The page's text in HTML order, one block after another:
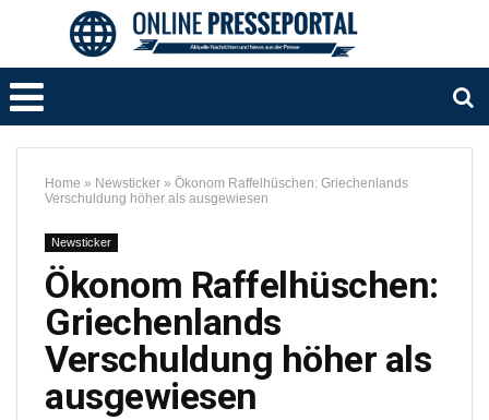
Home » Newsticker » Ökonom Raffelhüschen: Griechenlands
Verschuldung höher als ausgewiesen
Newsticker
Ökonom Raffelhüschen:
Griechenlands
Verschuldung höher als
ausgewiesen